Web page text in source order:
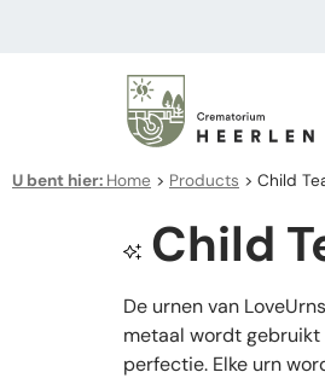
U bent hier: Home > Products > Child
Child
De urnen van
metaal wordt gebruikt
perfectie. Elke urn